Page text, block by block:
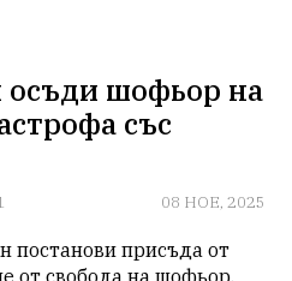
осъди шофьор на
със
08 НОЕ, 2025
постанови присъда от
от свобода на шофьор,